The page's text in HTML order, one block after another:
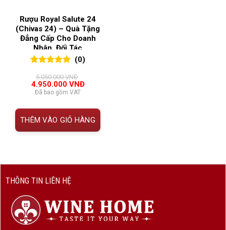
Rượu Royal Salute 24
(Chivas 24) – Quà Tặng
Đẳng Cấp Cho Doanh
Nhân, Đối Tác
đánh giá
(0)
5.050.000VNĐ
Giá
gốc
5.050.000 VNĐ.
4.950.000 VNĐGiá
là:
4.950.000 VNĐ.
Đã bao gồm VAT
THÊM VÀO GIỎ HÀNG
THÔNG TIN LIÊN HỆ